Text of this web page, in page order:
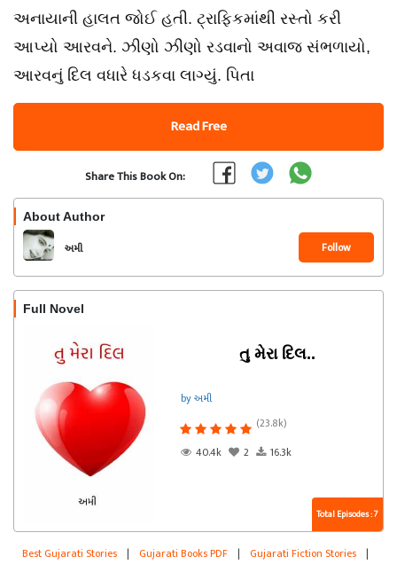
અનાયાની હાલત જોઈ હતી. ટ્રાફિકમાંથી રસ્તો કરી
આપ્યો આરવને. ઝીણો ઝીણો રડવાનો અવાજ સંભળાયો,
આરવનું દિલ વધારે ધડકવા લાગ્યું. પિતા
Read Free
Share This Book On:
About Author
અમી Follow
Full Novel
તુ મેરા દિલ..
by અમી
(23.8k)
40.4k
2 16.3k
Total Episodes : 7
Best Gujarati Stories | Gujarati Books PDF | Gujarati Fiction Stories |